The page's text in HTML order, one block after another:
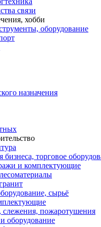
связи
хобби
оборудование
назначения
бизнеса, торговое
и комплектующие
сырьё
слежения, пожаротушения
оборудование